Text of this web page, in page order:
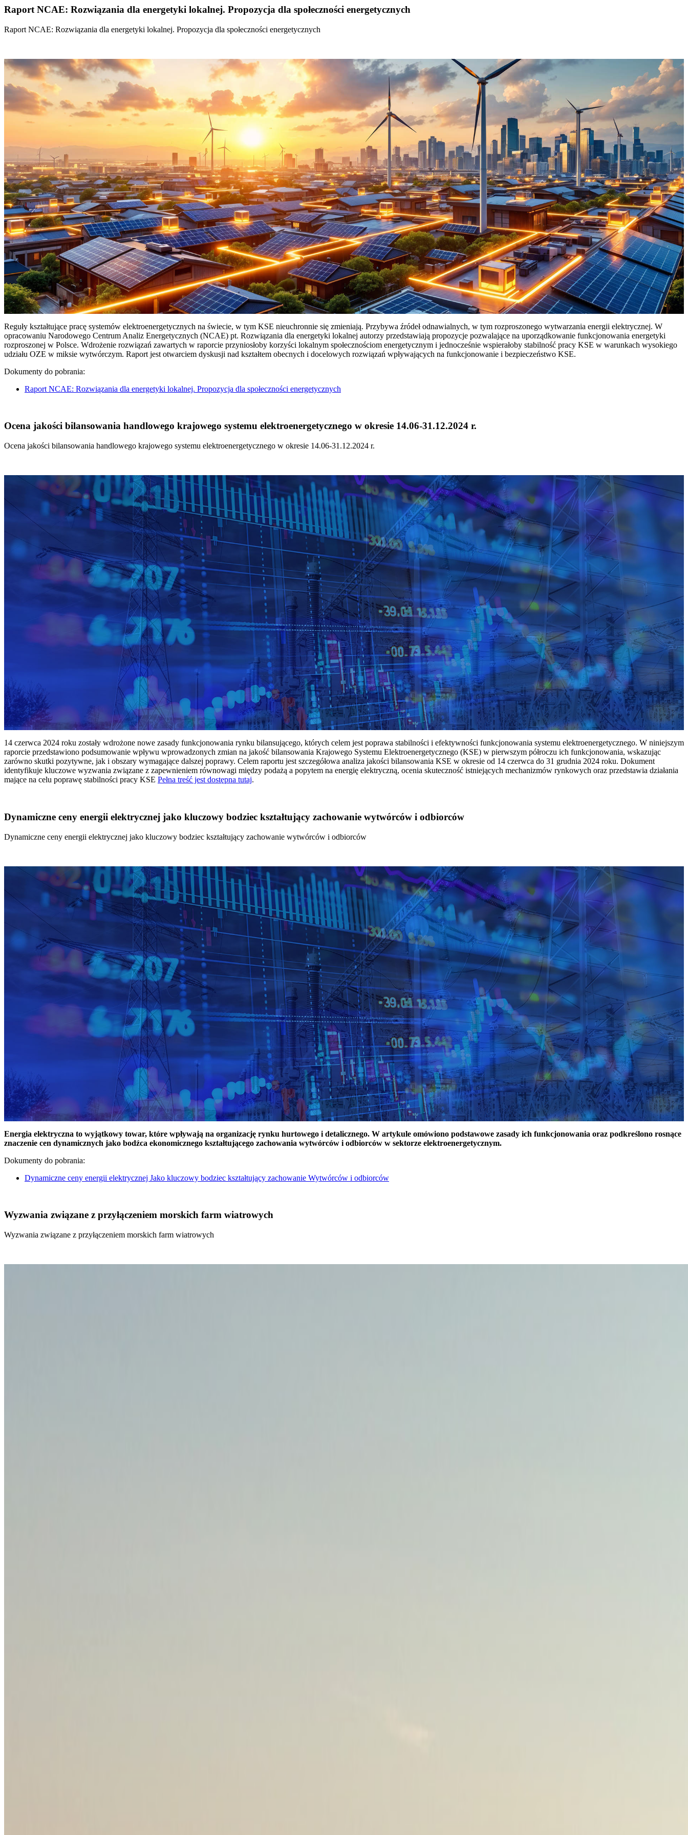
Raport NCAE: Rozwiązania dla energetyki lokalnej. Propozycja dla społeczności energetycznych
Raport NCAE: Rozwiązania dla energetyki lokalnej. Propozycja dla społeczności energetycznych
Reguły kształtujące pracę systemów elektroenergetycznych na świecie, w tym KSE nieuchronnie się zmieniają. Przybywa źródeł odnawialnych, w tym rozproszonego wytwarzania energii elektrycznej. W
opracowaniu Narodowego Centrum Analiz Energetycznych (NCAE) pt. Rozwiązania dla energetyki lokalnej autorzy przedstawiają propozycje pozwalające na uporządkowanie funkcjonowania energetyki
rozproszonej w Polsce. Wdrożenie rozwiązań zawartych w raporcie przyniosłoby korzyści lokalnym społecznościom energetycznym i jednocześnie wspierałoby stabilność pracy KSE w warunkach wysokiego
udziału OZE w miksie wytwórczym. Raport jest otwarciem dyskusji nad kształtem obecnych i docelowych rozwiązań wpływających na funkcjonowanie i bezpieczeństwo KSE.
Dokumenty do pobrania:
Raport NCAE: Rozwiązania dla energetyki lokalnej. Propozycja dla społeczności energetycznych
Ocena jakości bilansowania handlowego krajowego systemu elektroenergetycznego w okresie 14.06-31.12.2024 r.
Ocena jakości bilansowania handlowego krajowego systemu elektroenergetycznego w okresie 14.06-31.12.2024 r.
14 czerwca 2024 roku zostały wdrożone nowe zasady funkcjonowania rynku bilansującego, których celem jest poprawa stabilności i efektywności funkcjonowania systemu elektroenergetycznego. W niniejszym
raporcie przedstawiono podsumowanie wpływu wprowadzonych zmian na jakość bilansowania Krajowego Systemu Elektroenergetycznego (KSE) w pierwszym półroczu ich funkcjonowania, wskazując
zarówno skutki pozytywne, jak i obszary wymagające dalszej poprawy. Celem raportu jest szczegółowa analiza jakości bilansowania KSE w okresie od 14 czerwca do 31 grudnia 2024 roku. Dokument
identyfikuje kluczowe wyzwania związane z zapewnieniem równowagi między podażą a popytem na energię elektryczną, ocenia skuteczność istniejących mechanizmów rynkowych oraz przedstawia działania
mające na celu poprawę stabilności pracy KSE Pełna treść jest dostępna tutaj.
Dynamiczne ceny energii elektrycznej jako kluczowy bodziec kształtujący zachowanie wytwórców i odbiorców
Dynamiczne ceny energii elektrycznej jako kluczowy bodziec kształtujący zachowanie wytwórców i odbiorców
Energia elektryczna to wyjątkowy towar, które wpływają na organizację rynku hurtowego i detalicznego. W artykule omówiono podstawowe zasady ich funkcjonowania oraz podkreślono rosnące
znaczenie cen dynamicznych jako bodźca ekonomicznego kształtującego zachowania wytwórców i odbiorców w sektorze elektroenergetycznym.
Dokumenty do pobrania:
Dynamiczne ceny energii elektrycznej Jako kluczowy bodziec kształtujący zachowanie Wytwórców i odbiorców
Wyzwania związane z przyłączeniem morskich farm wiatrowych
Wyzwania związane z przyłączeniem morskich farm wiatrowych